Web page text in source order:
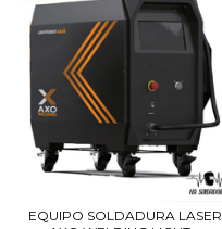
EQUIPO SOLDADURA LASER